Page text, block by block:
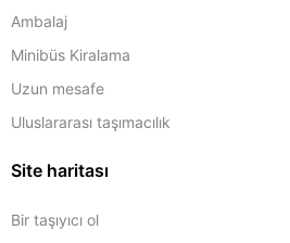
Ambalaj
Minibüs Kiralama
Uzun mesafe
Uluslararası taşımacılık
Site haritası
Bir taşıyıcı ol